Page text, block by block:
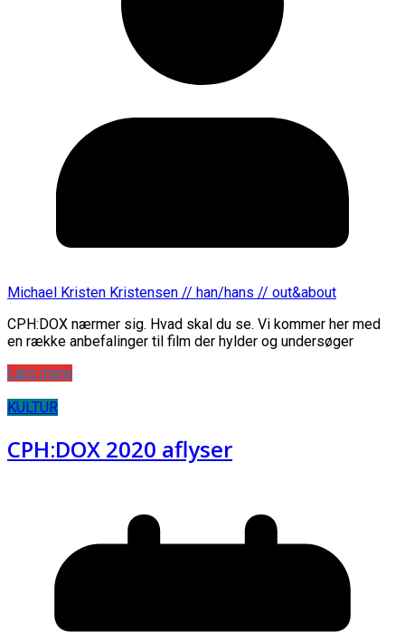
Michael Kristen Kristensen // han/hans // out&about
CPH:DOX nærmer sig. Hvad skal du se. Vi kommer her med
en række anbefalinger til film der hylder og undersøger
Læs mere
KULTUR
CPH:DOX 2020 aflyser